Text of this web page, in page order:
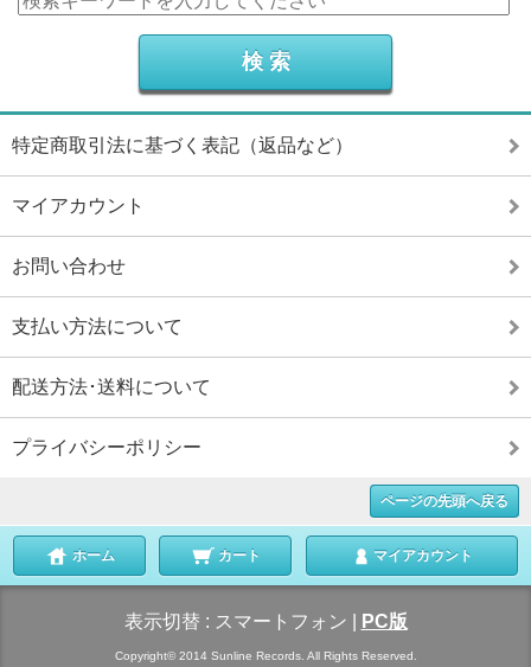
特定商取引法に基づく表記（返品など）
マイアカウント
お問い合わせ
支払い方法について
配送方法･送料について
プライバシーポリシー
ページの先頭へ戻る
ホーム カート マイアカウント
表示切替 : スマートフォン PC版
Copyright© 2014 Sunline Records. All Rights Reserved.